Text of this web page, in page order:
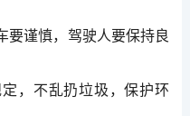
要谨慎，驾驶人要保持良
，不乱扔垃圾，保护环